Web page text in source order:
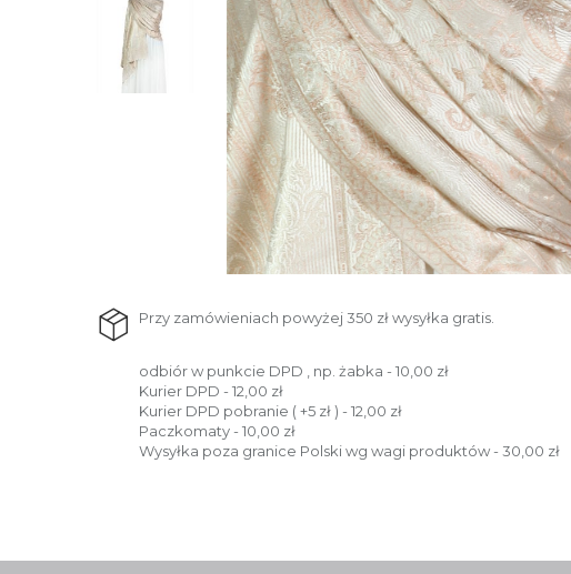
Przy zamówieniach powyżej 350 zł wysyłka gratis.
odbiór w punkcie DPD , np. żabka - 10,00 zł
Kurier DPD - 12,00 zł
Kurier DPD pobranie ( +5 zł ) - 12,00 zł
Paczkomaty - 10,00 zł
Wysyłka poza granice Polski wg wagi produktów - 30,00 zł